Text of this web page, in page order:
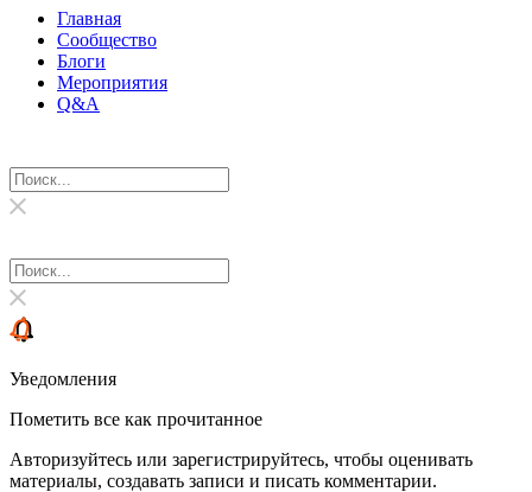
Главная
Сообщество
Блоги
Мероприятия
Q&A
Уведомления
Пометить все как прочитанное
Авторизуйтесь или зарегистрируйтесь, чтобы оценивать
материалы, создавать записи и писать комментарии.